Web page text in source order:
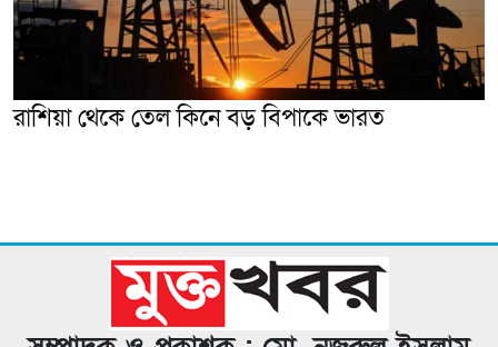
রাশিয়া থেকে তেল কিনে বড় বিপাকে ভারত